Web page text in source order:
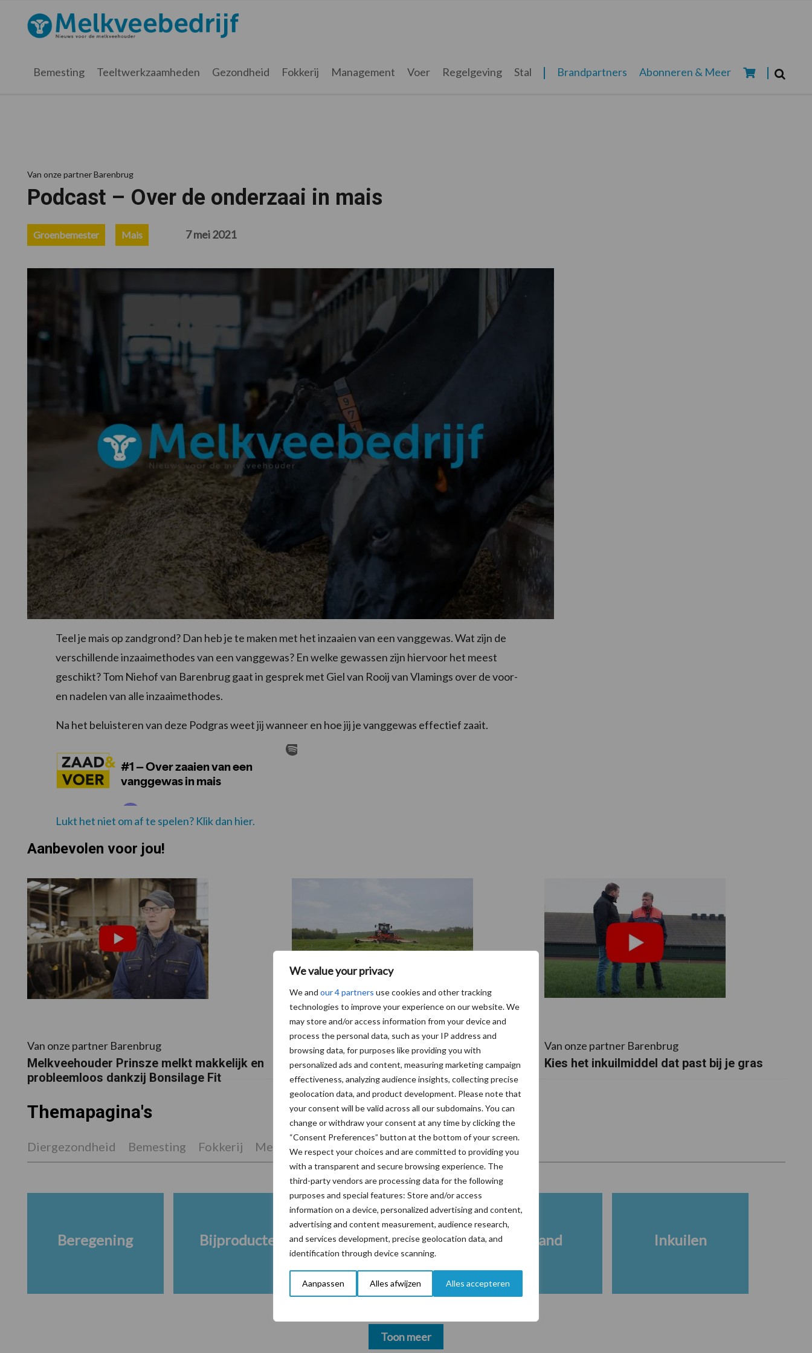
We value your privacy
We and our 4 partners use cookies and other tracking
technologies to improve your experience on our website. We
may store and/or access information from your device and
process the personal data, such as your IP address and
browsing data, for purposes like providing you with
personalized ads and content, measuring marketing campaign
effectiveness, analyzing audience insights, collecting precise
geolocation data, and product development. Please note that
your consent will be valid across all our subdomains. You can
change or withdraw your consent at any time by clicking the
“Consent Preferences” button at the bottom of your screen.
We respect your choices and are committed to providing you
with a transparent and secure browsing experience. The
third-party vendors are processing data for the following
purposes and special features: Store and/or access
information on a device, personalized advertising and content,
advertising and content measurement, audience research,
and services development, precise geolocation data, and
identification through device scanning.
Aanpassen Alles afwijzen Alles accepteren
hoofdnavigatie
hoofd
eerste
voettekst
Melkveebedrijf.nl
Bemesting Teeltwerkzaamheden Gezondheid Fokkerij Management Voer Regelgeving Stal Brandpartners Abonneren & Meer
Van onze partner Barenbrug
Podcast – Over de onderzaai in mais
Groenbemester Mais 7 mei 2021
Teel je mais op zandgrond? Dan heb je te maken met het inzaaien van een vanggewas. Wat zijn de
verschillende inzaaimethodes van een vanggewas? En welke gewassen zijn hiervoor het meest
geschikt? Tom Niehof van Barenbrug gaat in gesprek met Giel van Rooij van Vlamings over de voor-
en nadelen van alle inzaaimethodes.
Na het beluisteren van deze Podgras weet jij wanneer en hoe jij je vanggewas effectief zaait.
Lukt het niet om af te spelen? Klik dan hier.
Aanbevolen voor jou!
Van onze partner Barenbrug
Melkveehouder Prinsze melkt makkelijk en
probleemloos dankzij Bonsilage Fit
Van onze partner Barenbrug
Haal meer uit je ruwvoer door inzicht in
het conserveringsproces
Van onze partner Barenbrug
Kies het inkuilmiddel dat past bij je gras
Themapagina's
Diergezondheid Bemesting Fokkerij Melkveebedrijf Veevoer Wet en regelgeving
Beregening Bijproducten Drinkwater melkvee Grasland Inkuilen
Toon meer